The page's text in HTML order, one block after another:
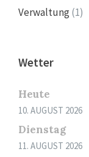
Verwaltung(1)
Wetter
Heute
10. AUGUST 2026
Dienstag
11. AUGUST 2026